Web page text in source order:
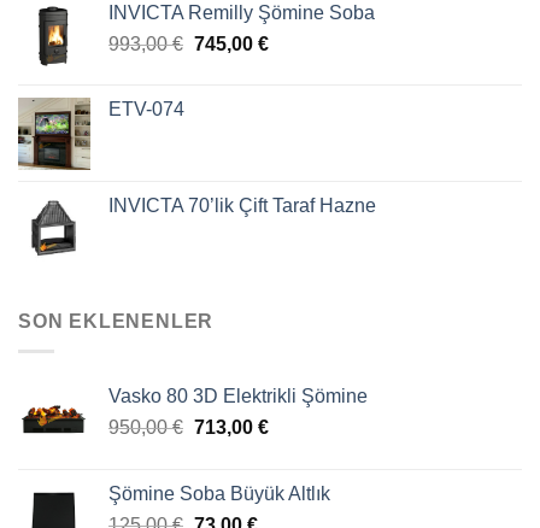
INVICTA Remilly Şömine Soba
993,00€ 745,00 €
ETV-074
INVICTA 70’lik Çift Taraf Hazne
SON EKLENENLER
Vasko 80 3D Elektrikli Şömine
950,00€ 713,00 €
Şömine Soba Büyük Altlık